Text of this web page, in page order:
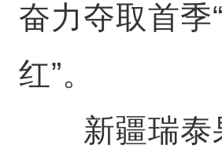
奋力夺取首季
红”。
新疆瑞泰